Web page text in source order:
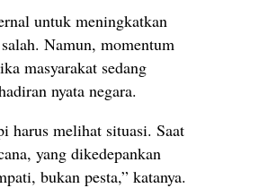
untuk meningkatkan
Namun, momentum
masyarakat sedang
nyata negara.
harus melihat situasi. Saat
yang dikedepankan
bukan pesta,” katanya.